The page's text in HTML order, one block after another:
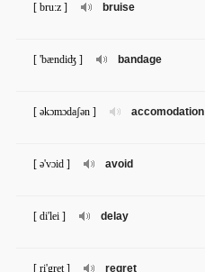
bruise
[ bru:z ]
bandage
[ 'bændiʤ ]
accomodation
[ əkɔmɔdaʃən ]
avoid
[ ə'vɔid ]
delay
[ di'lei ]
regret
[ ri'gret ]